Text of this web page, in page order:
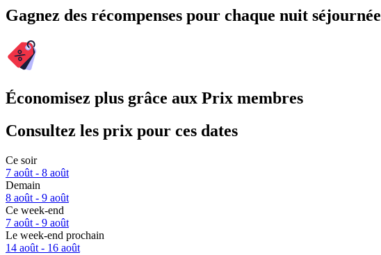
Gagnez des récompenses pour chaque nuit séjournée
Économisez plus grâce aux Prix membres
Consultez les prix pour ces dates
Ce soir
7 août - 8 août
Demain
8 août - 9 août
Ce week-end
7 août - 9 août
Le week-end prochain
14 août - 16 août